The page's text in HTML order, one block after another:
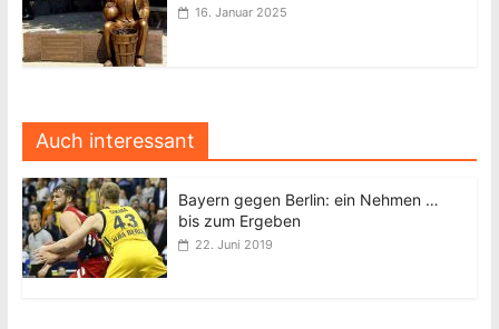
16. Januar 2025
Auch interessant
Bayern gegen Berlin: ein Nehmen …
bis zum Ergeben
22. Juni 2019